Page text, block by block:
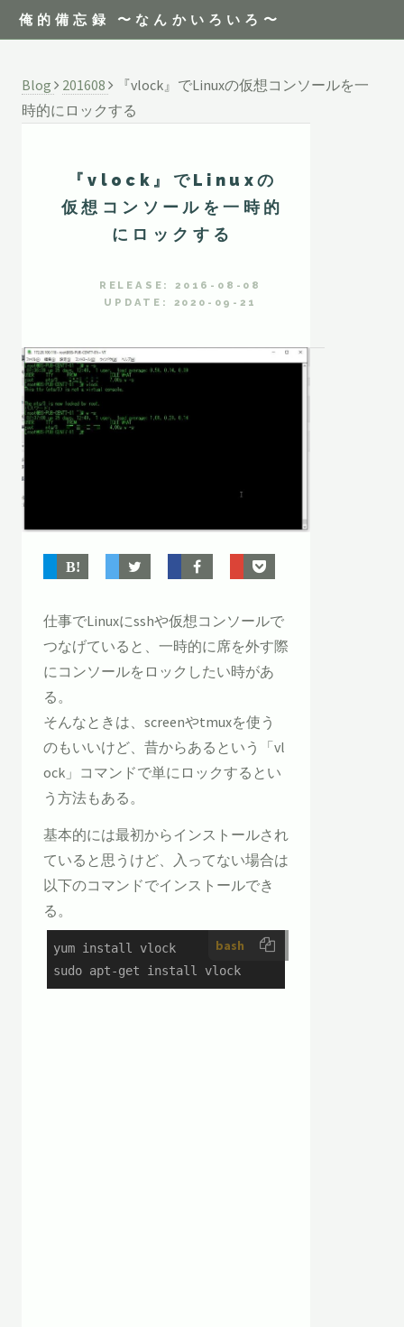
俺的備忘録 〜なんかいろいろ〜
Blog 201608
『vlock』でLinuxの仮想コンソールを一
時的にロックする
『vlock』でLinuxの
仮想コンソールを一時的
にロックする
RELEASE: 2016-08-08
UPDATE: 2020-09-21
仕事でLinuxにsshや仮想コンソールで
つなげていると、一時的に席を外す際
にコンソールをロックしたい時があ
る。
そんなときは、screenやtmuxを使う
のもいいけど、昔からあるという「vl
ock」コマンドで単にロックするとい
う方法もある。
基本的には最初からインストールされ
ていると思うけど、入ってない場合は
以下のコマンドでインストールでき
る。
bash
yum install vlock
sudo apt-get install vlock